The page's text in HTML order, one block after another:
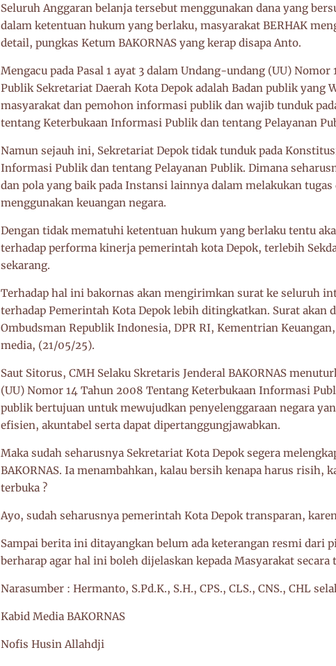
Seluruh Anggaran belanja tersebut menggunakan dana yang
dalam ketentuan hukum yang berlaku, masyarakat BERHAK
detail, pungkas Ketum BAKORNAS yang kerap disapa Anto.
Mengacu pada Pasal 1 ayat 3 dalam Undang-undang (UU)
Publik Sekretariat Daerah Kota Depok adalah Badan publik
masyarakat dan pemohon informasi publik dan wajib tunduk
tentang Keterbukaan Informasi Publik dan tentang Pelayanan
Namun sejauh ini, Sekretariat Depok tidak tunduk pada
Informasi Publik dan tentang Pelayanan Publik. Dimana
dan pola yang baik pada Instansi lainnya dalam melakukan
menggunakan keuangan negara.
Dengan tidak mematuhi ketentuan hukum yang berlaku tentu
terhadap performa kinerja pemerintah kota Depok, terlebih
sekarang.
Terhadap hal ini bakornas akan mengirimkan surat ke seluruh
terhadap Pemerintah Kota Depok lebih ditingkatkan. Surat akan
Ombudsman Republik Indonesia, DPR RI, Kementrian
media, (21/05/25).
Saut Sitorus, CMH Selaku Skretaris Jenderal BAKORNAS
(UU) Nomor 14 Tahun 2008 Tentang Keterbukaan Informasi
publik bertujuan untuk mewujudkan penyelenggaraan negara
efisien, akuntabel serta dapat dipertanggungjawabkan.
Maka sudah seharusnya Sekretariat Kota Depok segera
BAKORNAS. Ia menambahkan, kalau bersih kenapa harus risih,
terbuka ?
Ayo, sudah seharusnya pemerintah Kota Depok transparan,
Sampai berita ini ditayangkan belum ada keterangan resmi dari
berharap agar hal ini boleh dijelaskan kepada Masyarakat secara
Narasumber : Hermanto, S.Pd.K., S.H., CPS., CLS., CNS., CHL
Kabid Media BAKORNAS
Nofis Husin Allahdji